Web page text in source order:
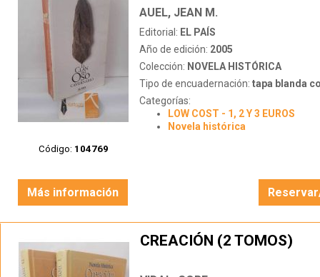
Código: 104769
AUEL, JEAN M.
Editorial: EL PAÍS
Año de edición: 2005
Colección: NOVELA HISTÓRICA
Tipo de encuadernación: tapa blanda
Categorías:
LOW COST - 1, 2 Y 3 EUROS
Novela histórica
Más información
CREACIÓN (2 TOMOS)